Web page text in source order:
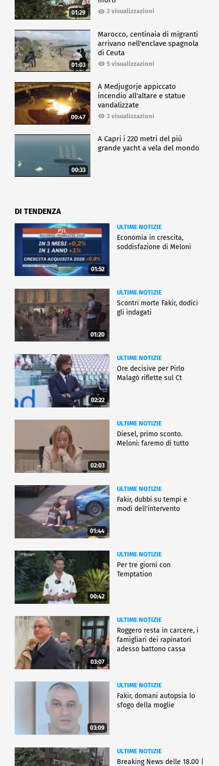
01:29 3 visualizzazioni
01:03
Marocco, centinaia di migranti
arrivano nell'enclave spagnola
di Ceuta
5 visualizzazioni
00:47
A Medjugorje appiccato
incendio all'altare e statue
vandalizzate
3 visualizzazioni
00:33
A Capri i 220 metri del più
grande yacht a vela del mondo
DI TENDENZA
01:52
ULTIME NOTIZIE
Economia in crescita,
soddisfazione di Meloni
01:20
ULTIME NOTIZIE
Scontri morte Fakir, dodici
gli indagati
02:22
ULTIME NOTIZIE
Ore decisive per Pirlo
Malagò riflette sul Ct
02:03
ULTIME NOTIZIE
Diesel, primo sconto.
Meloni: faremo di tutto
01:44
ULTIME NOTIZIE
Fakir, dubbi su tempi e
modi dell'intervento
00:42
ULTIME NOTIZIE
Per tre giorni con
Temptation
03:07
ULTIME NOTIZIE
Roggero resta in carcere, i
famigliari dei rapinatori
adesso battono cassa
03:09
ULTIME NOTIZIE
Fakir, domani autopsia lo
sfogo della moglie
ULTIME NOTIZIE
Breaking News delle 18.00 |